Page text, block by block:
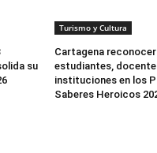
su
Turismo y Cultura
Cartagena
estudiantes,
instituciones en los
Saberes Heroicos